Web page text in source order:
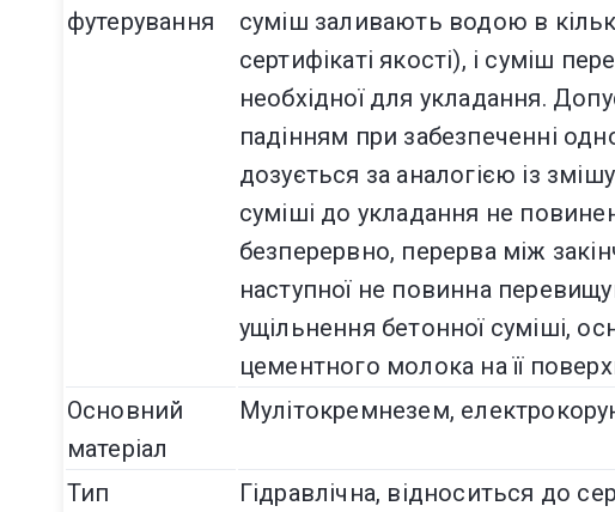
футерування
суміш заливають водою в
сертифікаті якості), і суміш
необхідної для укладання.
падінням при забезпеченні
дозується за аналогією із
суміші до укладання не
безперервно, перерва між
наступної не повинна
ущільнення бетонної суміші,
цементного молока на її
Основний
матеріал
Мулітокремнезем,
Тип Гідравлічна, відноситься до